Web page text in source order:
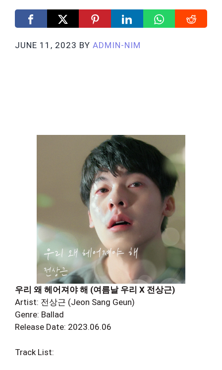
JUNE 11, 2023 BY ADMIN-NIM
우리 왜 헤어져야 해 (여름날 우리 X 전상근)
Artist: 전상근 (Jeon Sang Geun)
Genre: Ballad
Release Date: 2023.06.06
Track List: